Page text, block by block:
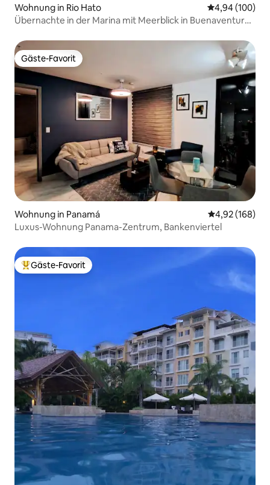
Wohnung in Rio Hato
4,94 (100)
Übernachte in der Marina mit Meerblick in Buenaventura |
Gäste-Favorit
Gäste-Favorit
Wohnung in Panamá
4,92 (168)
Luxus-Wohnung Panama-Zentrum, Bankenviertel
Beliebter Gäste-Favorit.
Gäste-Favorit